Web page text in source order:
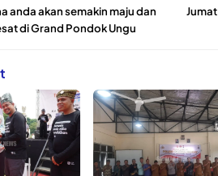
anda akan semakin maju dan
di Grand Pondok Ungu